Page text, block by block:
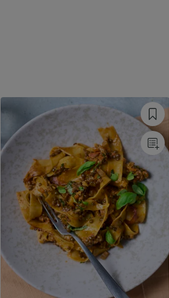
BASILIKA
TOMATCHUTNEY
TOMATSALLAD
BASILIKASÅS
INLAGD
TOMAT
TOMAT